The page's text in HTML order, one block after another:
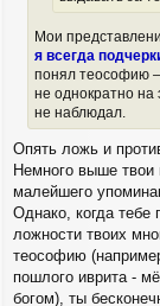
Мои
я всегда
понял теософию –
не однократно на
не наблюдал.
Опять ложь и
Немного выше твои
малейшего
Однако, когда тебе
ложности твоих
теософию
пошлого иврита -
богом), ты